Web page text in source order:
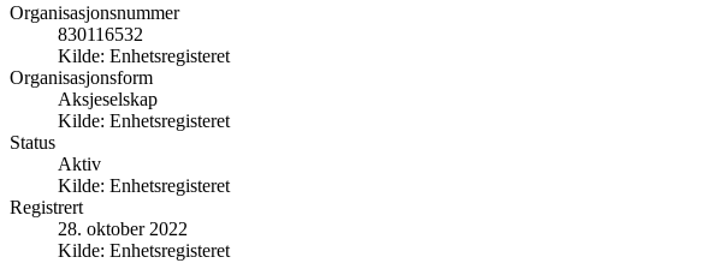
Organisasjonsnummer
830116532
Kilde: Enhetsregisteret
Organisasjonsform
Aksjeselskap
Kilde: Enhetsregisteret
Status
Aktiv
Kilde: Enhetsregisteret
Registrert
28. oktober 2022
Kilde: Enhetsregisteret